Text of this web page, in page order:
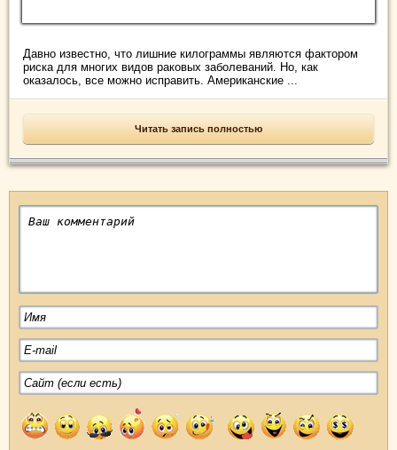
Давно известно, что лишние килограммы являются фактором
риска для многих видов раковых заболеваний. Но, как
оказалось, все можно исправить. Американские ...
Читать запись полностью